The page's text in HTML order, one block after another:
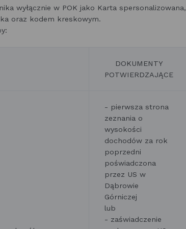
wyłącznie w POK jako Karta spersonalizowana,
oraz kodem kreskowym.
DOKUMENTY
POTWIERDZAJĄCE
- pierwsza strona
zeznania o
wysokości
dochodów za rok
poprzedni
poświadczona
przez US w
Dąbrowie
Górniczej
lub
- zaświadczenie